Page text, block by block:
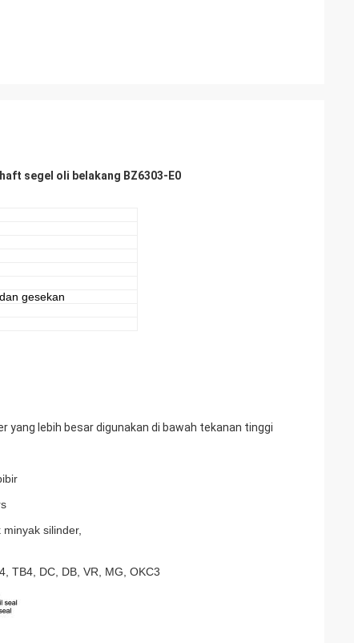
segel oli belakang BZ6303-E0
gesekan
yang lebih besar digunakan di bawah tekanan tinggi
silinder,
TB4, DC, DB, VR, MG, OKC3